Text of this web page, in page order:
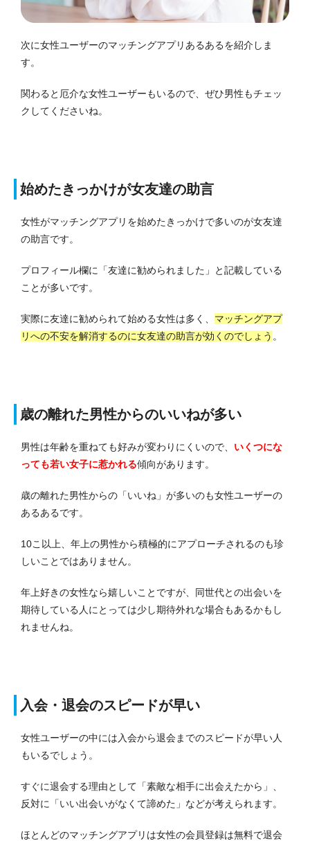
次に女性ユーザーのマッチングアプリあるあるを紹介しま
す。
関わると厄介な女性ユーザーもいるので、ぜひ男性もチェッ
クしてくださいね。
始めたきっかけが女友達の助言
女性がマッチングアプリを始めたきっかけで多いのが女友達
の助言です。
プロフィール欄に「友達に勧められました」と記載している
ことが多いです。
実際に友達に勧められて始める女性は多く、 マッチングアプ
リへの不安を解消するのに女友達の助言が効くのでしょう 。
歳の離れた男性からのいいねが多い
男性は年齢を重ねても好みが変わりにくいので、 いくつにな
っても若い女子に惹かれる傾向があります。
歳の離れた男性からの「いいね」が多いのも女性ユーザーの
あるあるです。
10こ以上、年上の男性から積極的にアプローチされるのも珍
しいことではありません。
年上好きの女性なら嬉しいことですが、同世代との出会いを
期待している人にとっては少し期待外れな場合もあるかもし
れませんね。
入会・退会のスピードが早い
女性ユーザーの中には入会から退会までのスピードが早い人
もいるでしょう。
すぐに退会する理由として「素敵な相手に出会えたから」、
反対に「いい出会いがなくて諦めた」などが考えられます。
ほとんどのマッチングアプリは女性の会員登録は無料で退会